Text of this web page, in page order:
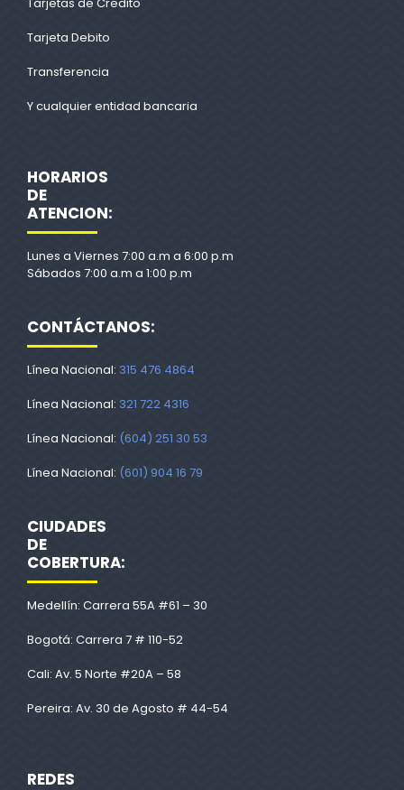
Tarjeta Debito
Transferencia
Y cualquier entidad bancaria
HORARIOS
DE
ATENCION:
Lunes a Viernes 7:00 a.m a 6:00 p.m
Sábados 7:00 a.m a 1:00 p.m
CONTÁCTANOS:
Línea Nacional: 315 476 4864
Línea Nacional: 321 722 4316
Línea Nacional: (604) 251 30 53
Línea Nacional: (601) 904 16 79
CIUDADES
DE
COBERTURA:
Medellín: Carrera 55A #61 – 30
Bogotá: Carrera 7 # 110-52
Cali: Av. 5 Norte #20A – 58
Pereira: Av. 30 de Agosto # 44-54
REDES